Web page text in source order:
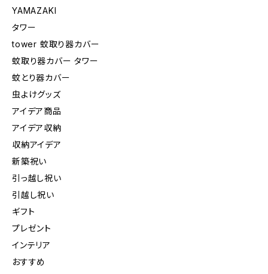
YAMAZAKI
タワー
tower 蚊取り器カバー
蚊取り器カバー タワー
蚊とり器カバー
虫よけグッズ
アイデア商品
アイデア収納
収納アイデア
新築祝い
引っ越し祝い
引越し祝い
ギフト
プレゼント
インテリア
おすすめ